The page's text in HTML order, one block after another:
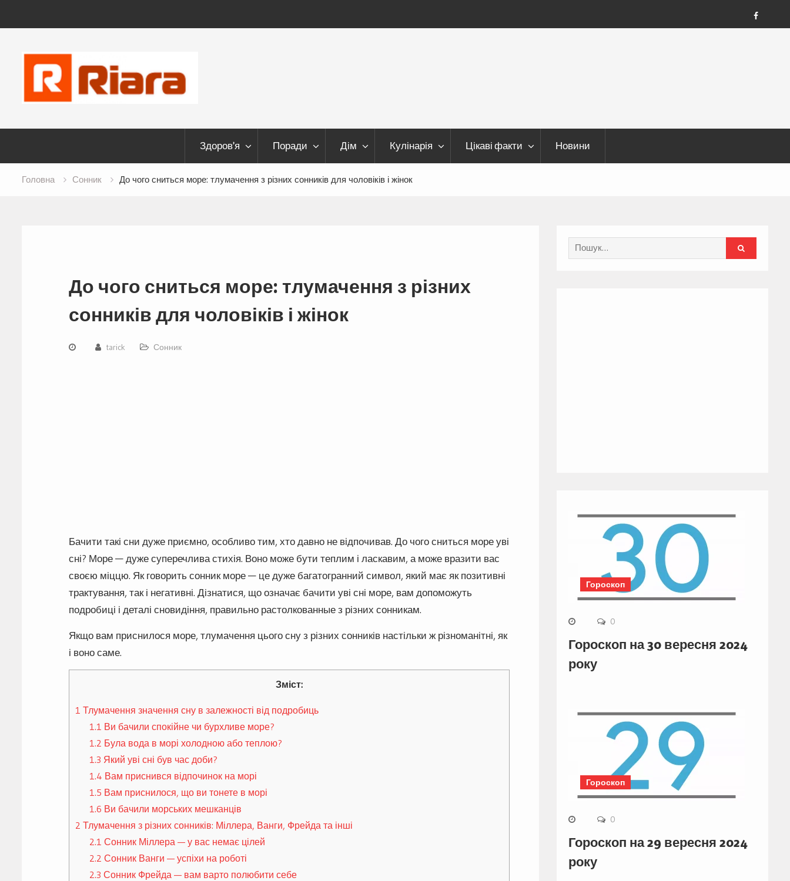
FB
content
Здоров’я Поради Дім Кулінарія Цікаві факти Новини
Головна Сонник До чого сниться море: тлумачення з різних сонників для чоловіків і жінок
До чого сниться море: тлумачення з різних
сонників для чоловіків і жінок
tarick Сонник
Бачити такі сни дуже приємно, особливо тим, хто давно не відпочивав. До чого сниться море уві
сні? Море — дуже суперечлива стихія. Воно може бути теплим і ласкавим, а може вразити вас
своєю міццю. Як говорить сонник море — це дуже багатогранний символ, який має як позитивні
трактування, так і негативні. Дізнатися, що означає бачити уві сні море, вам допоможуть
подробиці і деталі сновидіння, правильно растолкованные з різних сонникам.
Якщо вам приснилося море, тлумачення цього сну з різних сонників настільки ж різноманітні, як
і воно саме.
Зміст:
1 Тлумачення значення сну в залежності від подробиць
1.1 Ви бачили спокійне чи бурхливе море?
1.2 Була вода в морі холодною або теплою?
1.3 Який уві сні був час доби?
1.4 Вам приснився відпочинок на морі
1.5 Вам приснилося, що ви тонете в морі
1.6 Ви бачили морських мешканців
2 Тлумачення з різних сонників: Міллера, Ванги, Фрейда та інші
2.1 Сонник Міллера — у вас немає цілей
2.2 Сонник Ванги — успіхи на роботі
2.3 Сонник Фрейда — вам варто полюбити себе
Search
for:
Гороскоп
0
Гороскоп на 30 вересня 2024
року
Гороскоп
0
Гороскоп на 29 вересня 2024
року